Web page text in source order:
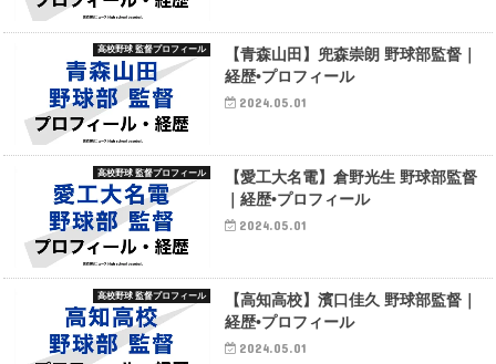
高校野球 監督プロフィール
【青森山田】兜森崇朗 野球部監督｜
経歴•プロフィール
2024.05.01
高校野球 監督プロフィール
【愛工大名電】倉野光生 野球部監督
｜経歴•プロフィール
2024.05.01
高校野球 監督プロフィール
【高知高校】濱口佳久 野球部監督｜
経歴•プロフィール
2024.05.01